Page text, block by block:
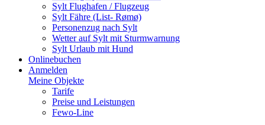
Sylt Flughafen / Flugzeug
Sylt Fähre (List- Rømø)
Personenzug nach Sylt
Wetter auf Sylt mit Sturmwarnung
Sylt Urlaub mit Hund
Onlinebuchen
Anmelden
Meine Objekte
Tarife
Preise und Leistungen
Fewo-Line